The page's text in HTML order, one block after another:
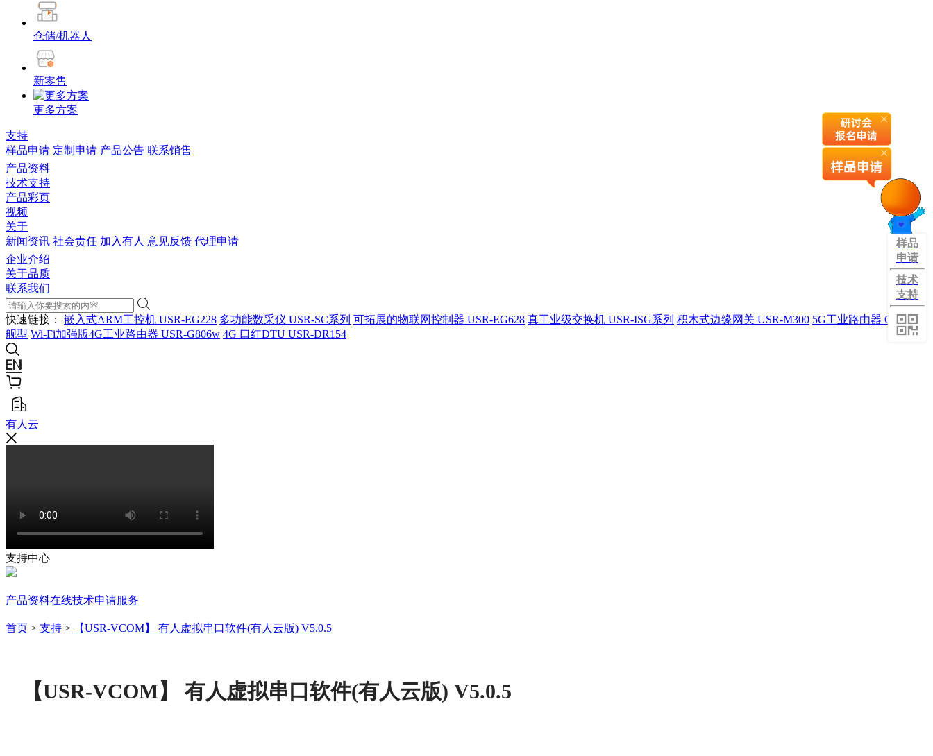
仓储/机器人
新零售
更多方案
支持
样品申请 定制申请 产品公告 联系销售
产品资料
技术支持
产品彩页
视频
关于
新闻资讯 社会责任 加入有人 意见反馈 代理申请
企业介绍
关于品质
联系我们
快速链接： 嵌入式ARM工控机 USR-EG228 多功能数采仪 USR-SC系列 可拓展的物联网控制器 USR-EG628 真工业级交换机 USR-ISG系列 积木式边缘网关 USR-M300 5G工业路由器 G809旗
舰型 Wi-Fi加强版4G工业路由器 USR-G806w 4G 口红DTU USR-DR154
有人云
支持中心
产品资料在线技术申请服务
首页 > 支持 > 【USR-VCOM】 有人虚拟串口软件(有人云版) V5.0.5
【USR-VCOM】 有人虚拟串口软件(有人云版) V5.0.5
样品
申请
技术
支持